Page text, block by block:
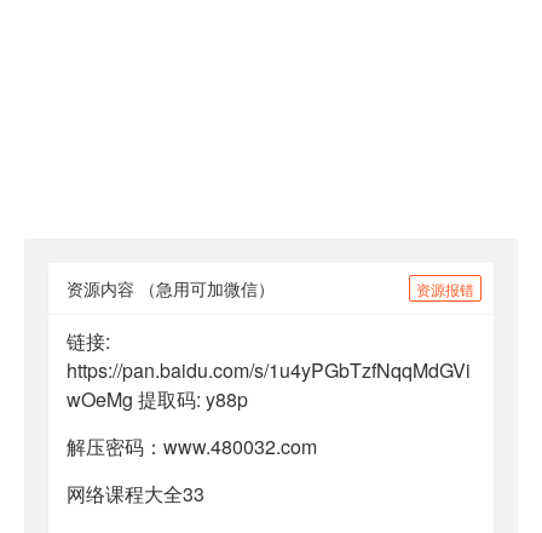
资源内容 资源报错
（急用可加微信）
链接:
https://pan.baidu.com/s/1u4yPGbTzfNqqMdGVi
wOeMg 提取码: y88p
解压密码：www.480032.com
网络课程大全33